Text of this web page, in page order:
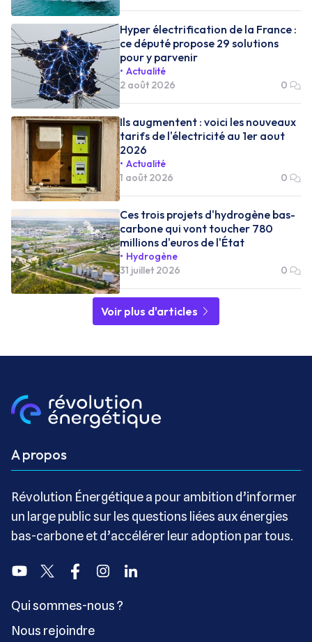
Hyper électrification de la France :
ce député propose 29 solutions
pour y parvenir
Actualité
2 août 2026
0
Ils augmentent : voici les nouveaux
tarifs de l'électricité au 1er aout
2026
Actualité
1 août 2026
0
Ces trois projets d'hydrogène bas-
carbone qui vont toucher 780
millions d'euros de l'État
Hydrogène
31 juillet 2026
0
Voir plus d'articles
A propos
Révolution Énergétique a pour ambition d’informer
un large public sur les questions liées aux énergies
bas-carbone et d’accélérer leur adoption par tous.
YoutubeTwitter FacebookInstagramLinkedin
Qui sommes-nous ?
Nous rejoindre